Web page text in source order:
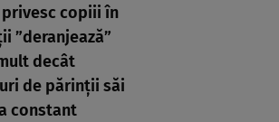
copiii în
”deranjează”
decât
de părinții săi
constant